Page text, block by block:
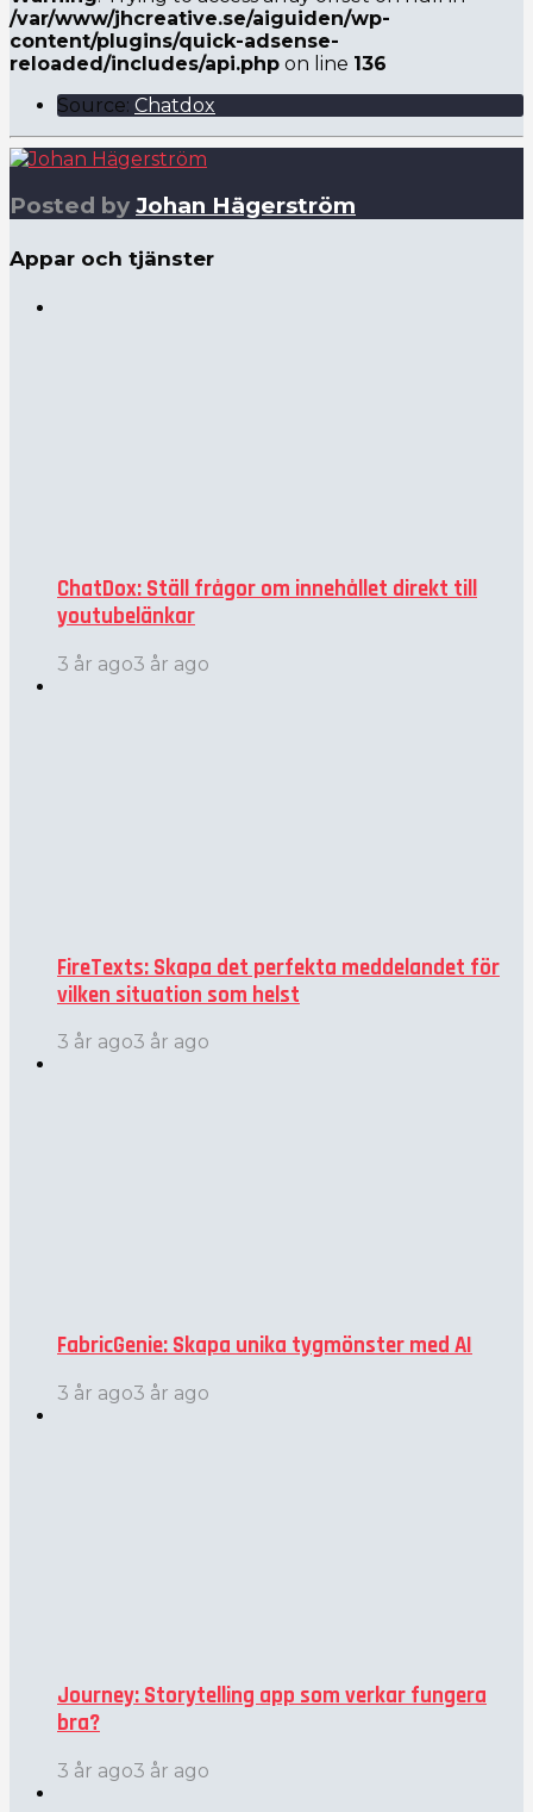
/var/www/jhcreative.se/aiguiden/wp-
content/plugins/quick-adsense-
reloaded/includes/api.php on line 136
Source: Chatdox
Posted by Johan Hägerström
Appar och tjänster
ChatDox: Ställ frågor om innehållet direkt till
youtubelänkar
3 år ago3 år ago
FireTexts: Skapa det perfekta meddelandet för
vilken situation som helst
3 år ago3 år ago
FabricGenie: Skapa unika tygmönster med AI
3 år ago3 år ago
Journey: Storytelling app som verkar fungera
bra?
3 år ago3 år ago